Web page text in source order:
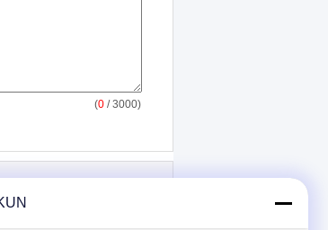
(0 / 3000)